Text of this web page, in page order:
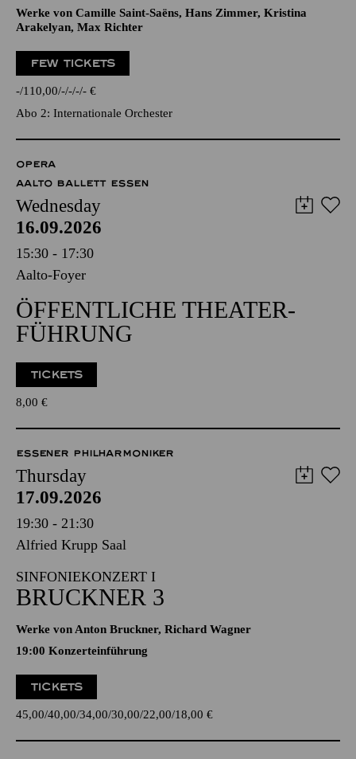
Werke von Camille Saint-Saëns, Hans Zimmer, Kristina
Arakelyan, Max Richter
FEW TICKETS
- 110,00 - - - - €
Abo 2: Internationale Orchester
OPERA
AALTO BALLETT ESSEN
Wednesday
16.09.2026
15:30 - 17:30
Aalto-Foyer
ÖFFENTLICHE THEATER­
FÜHRUNG
TICKETS
8,00 €
ESSENER PHILHARMONIKER
Thursday
17.09.2026
19:30 - 21:30
Alfried Krupp Saal
SINFONIEKONZERT I
BRUCKNER 3
Werke von Anton Bruckner, Richard Wagner
19:00 Konzerteinführung
TICKETS
45,00 40,00 34,00 30,00 22,00 18,00 €